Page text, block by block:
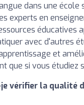
dans une école
experts en
éducatives
avec d'autres
et
que si vous étudiez
vérifier la qualité